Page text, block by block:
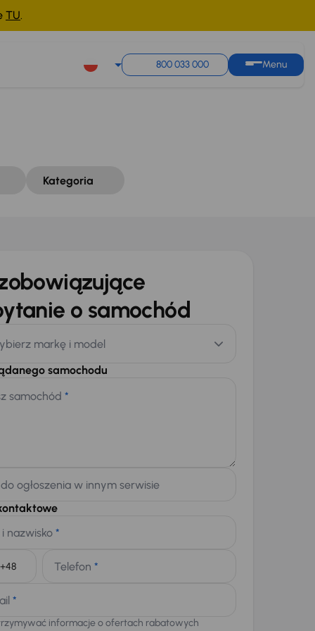
TU.
800 033 000 Menu
Kategoria
o samochód
markę i model
samochodu
samochód *
ogłoszenia w innym serwisie
nazwisko *
Telefon *
*
informacje o ofertach rabatowych